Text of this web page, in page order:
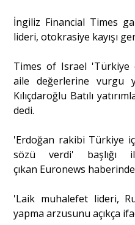
İngiliz Financial Times
lideri, otokrasiye kayışı
Times of Israel 'Türkiye
aile değerlerine vurgu
Kılıçdaroğlu Batılı
dedi.
'Erdoğan rakibi Türkiye
sözü verdi' başlığı
çıkan Euronews
'Laik muhalefet lideri,
yapma arzusunu açıkça